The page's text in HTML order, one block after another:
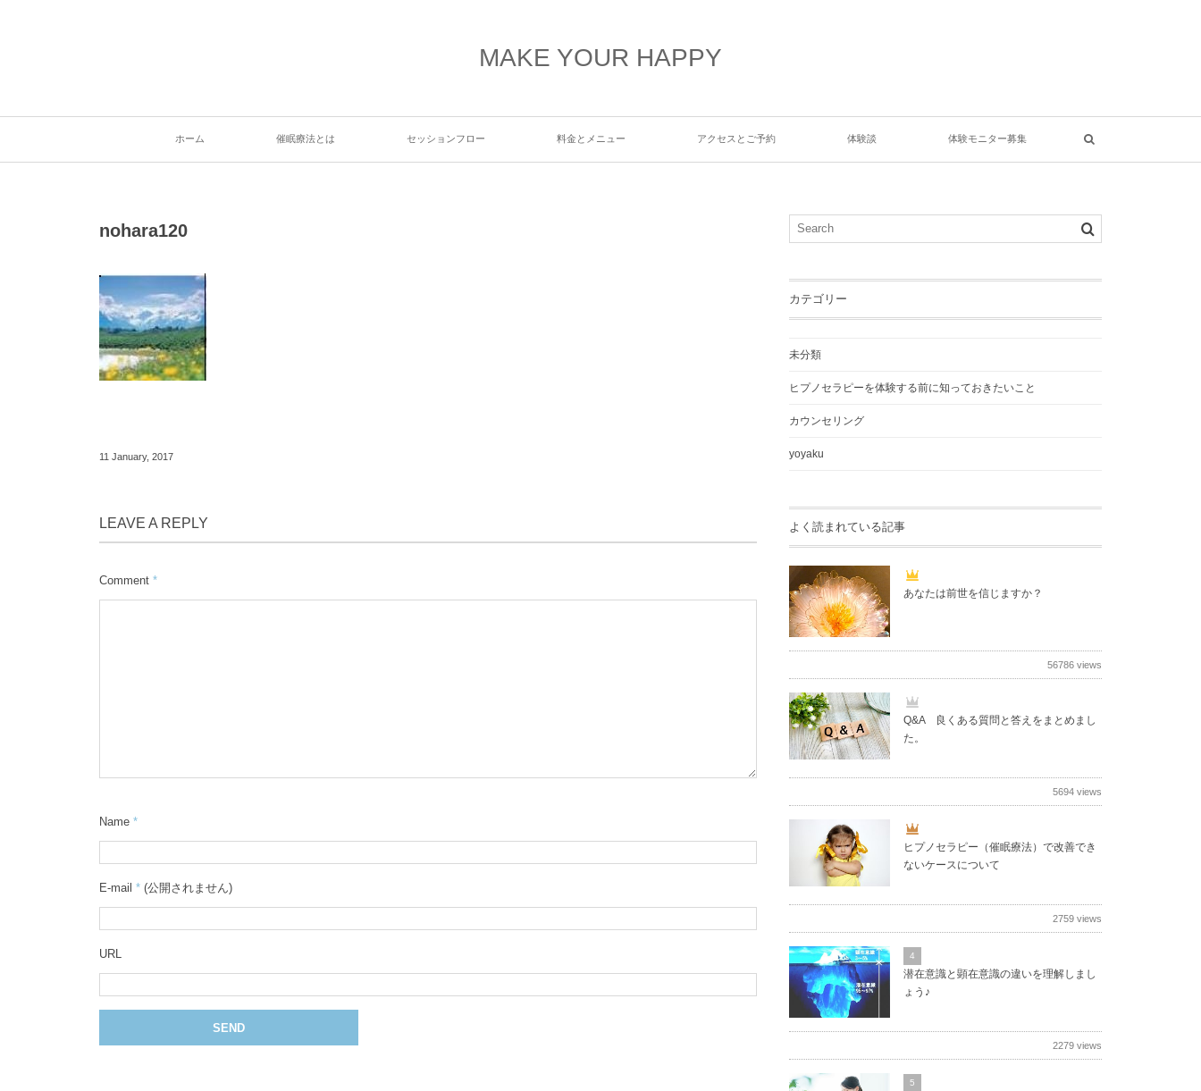
MAKE YOUR HAPPY
ホーム 催眠療法とは セッションフロー 料金とメニュー アクセスとご予約 体験談 体験モニター募集
nohara120
11 January, 2017
LEAVE A REPLY
Comment *
Name *
E-mail * (公開されません)
URL
カテゴリー
未分類
ヒプノセラピーを体験する前に知っておきたいこと
カウンセリング
yoyaku
よく読まれている記事
あなたは前世を信じますか？
56786 views
Q&A 良くある質問と答えをまとめまし
た。
5694 views
ヒプノセラピー（催眠療法）で改善でき
ないケースについて
2759 views
4
潜在意識と顕在意識の違いを理解しまし
ょう♪
2279 views
5